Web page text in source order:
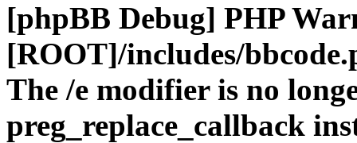
[phpBB Debug] PHP
[ROOT]/includes/
The /e modifier is no
preg_replace_callback